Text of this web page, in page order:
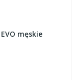
męskie